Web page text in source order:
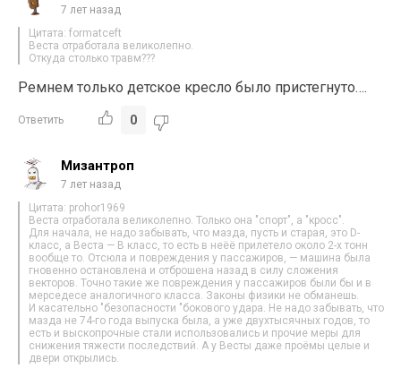
7 лет назад
Цитата: formatceft
Веста отработала великолепно.
Откуда столько травм???
Ремнем только детское кресло было пристегнуто….
Ответить 0
Мизантроп
7 лет назад
Цитата: prohor1969
Веста отработала великолепно. Только она "спорт", а "кросс".
Для начала, не надо забывать, что мазда, пусть и старая, это D-
класс, а Веста — В класс, то есть в неёё прилетело около 2-х тонн
вообще то. Отсюла и повреждения у пассажиров, — машина была
гновенно остановлена и отброшена назад в силу сложения
векторов. Точно такие же повреждения у пассажиров были бы и в
мерседесе аналогичного класса. Законы физики не обманешь.
И касательно "безопасности "бокового удара. Не надо забывать, что
мазда не 74-го года выпуска была, а уже двухтысячных годов, то
есть и выскопрочные стали использовались и прочие меры для
снижения тяжести последствий. А у Весты даже проёмы целые и
двери открылись.